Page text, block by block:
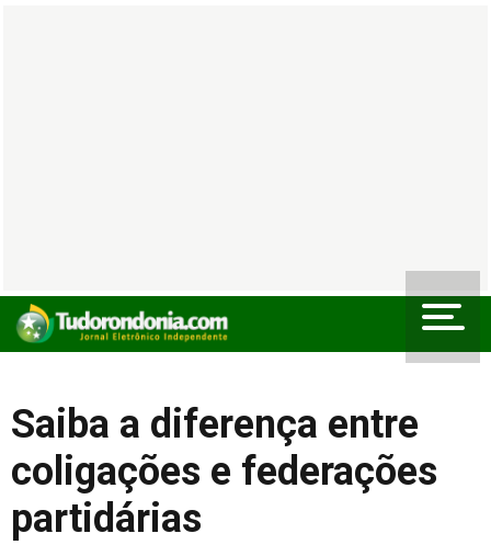
Saiba a diferença entre
coligações e federações
partidárias